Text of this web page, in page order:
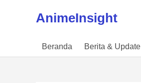
AnimeInsight
Beranda Berita & Update